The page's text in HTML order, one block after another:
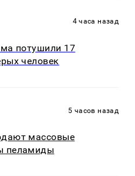
4 часа назад
потушили 17
человек
5 часов назад
массовые
пеламиды